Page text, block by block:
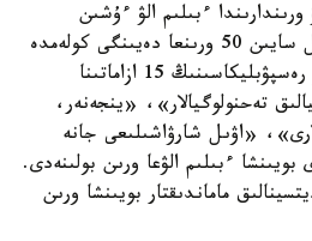
ءبىلىم الۋ ءۇشىن
قىرعىزستان ازاماتتارىنا جىل سايىن 50 ورىنعا دەيىنگى كولەمدە
گرانتتار ۇسىنىلادى. قىرعىز رەسپۋبليكاسىنىڭ 15 ازاماتىنا
تەحنولوگيالار»، «ينجەنەر،
«اۋىل شارۋاشىلىعى جانە
بويىنشا ءبىلىم الۋعا ورىن بولىنەدى.
5 ادامعا مەديتسينالىق ماماندىقتار بويىنشا ورىن